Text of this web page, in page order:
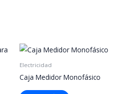
Electricidad
Caja Medidor Monofásico